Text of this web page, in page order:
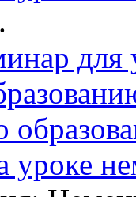
для
уроке